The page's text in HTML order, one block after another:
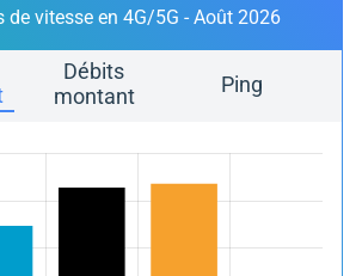
de vitesse en 4G/5G - Août 2026
Débits
montant
Ping